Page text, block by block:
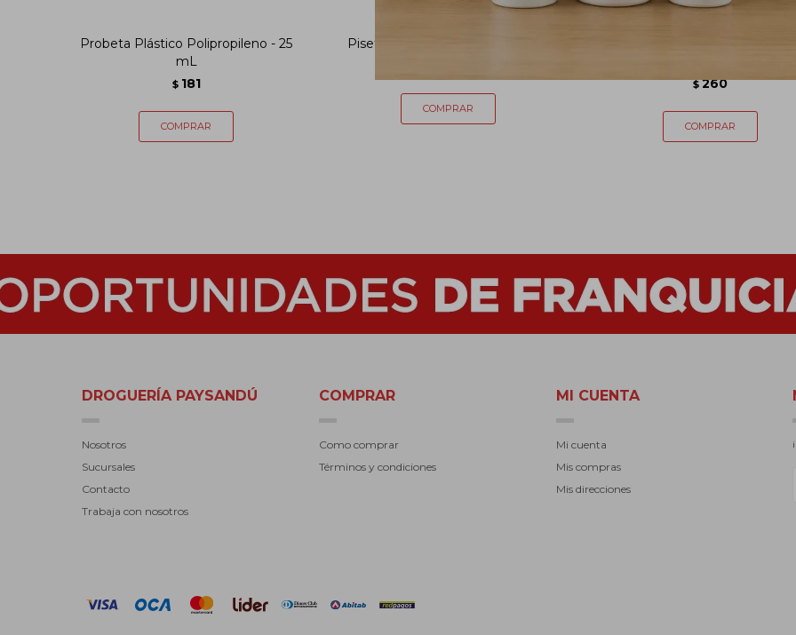
Probeta Plástico Polipropileno - 25
mL
$ 181
Piseta en Polipropileno - 250 mL
$ 260
DROGUERÍA PAYSANDÚ
Nosotros
Sucursales
Contacto
Trabaja con nosotros
COMPRAR
Como comprar
Términos y condiciones
MI CUENTA
Mi cuenta
Mis compras
Mis direcciones